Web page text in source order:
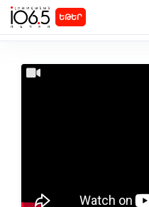
ԵԹԵՐ